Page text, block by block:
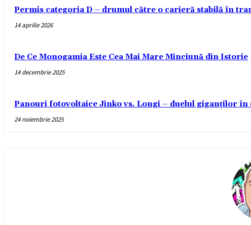
Permis categoria D – drumul către o carieră stabilă în
14 aprilie 2026
De Ce Monogamia Este Cea Mai Mare Minciună din Istorie
14 decembrie 2025
Panouri fotovoltaice Jinko vs. Longi – duelul giganților în
24 noiembrie 2025